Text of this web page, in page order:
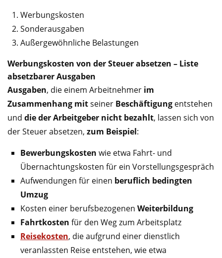
Werbungskosten
Sonderausgaben
Außergewöhnliche Belastungen
Werbungskosten von der Steuer absetzen – Liste
absetzbarer Ausgaben
Ausgaben, die einem Arbeitnehmer im
Zusammenhang mitseiner Beschäftigung entstehen
und die der Arbeitgeber nicht bezahlt, lassen sich von
der Steuer absetzen, zum Beispiel:
Bewerbungskosten wie etwa Fahrt- und
Übernachtungskosten für ein Vorstellungsgespräch
Aufwendungen für einen beruflich bedingten
Umzug
Kosten einer berufsbezogenen Weiterbildung
Fahrtkosten für den Weg zum Arbeitsplatz
Reisekosten, die aufgrund einer dienstlich
veranlassten Reise entstehen, wie etwa